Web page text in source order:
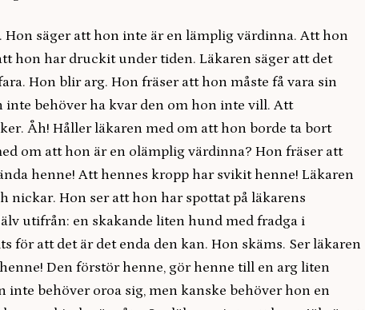
säger att hon inte är en lämplig värdinna. Att hon
hon har druckit under tiden. Läkaren säger att det
Hon blir arg. Hon fräser att hon måste få vara sin
inte behöver ha kvar den om hon inte vill. Att
Åh! Håller läkaren med om att hon borde ta bort
om att hon är en olämplig värdinna? Hon fräser att
henne! Att hennes kropp har svikit henne! Läkaren
nickar. Hon ser att hon har spottat på läkarens
utifrån: en skakande liten hund med fradga i
för att det är det enda den kan. Hon skäms. Ser läkaren
Den förstör henne, gör henne till en arg liten
inte behöver oroa sig, men kanske behöver hon en